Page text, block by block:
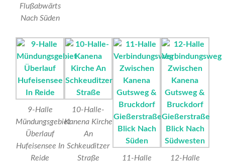
Flußabwärts
Nach Süden
9-Halle
Mündungsgebiet
Überlauf
Hufeisensee In
Reide
10-Halle-
Kanena Kirche
An
Schkeuditzer
Straße
11-Halle 12-Halle